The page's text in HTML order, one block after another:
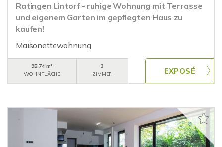
Ratingen Lintorf - ruhige Wohnung mit Terrasse
und eigenem Garten im gepflegten Haus zu
kaufen!
Maisonettewohnung
95,74 m²
WOHNFLÄCHE
3
ZIMMER